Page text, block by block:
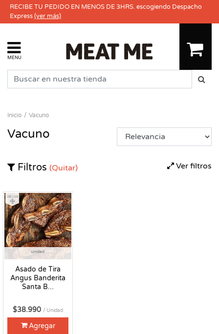
RECIBE TU PEDIDO EN MENOS DE 3HRS. escogiendo Despacho
Express(ver más)
MENU
Inicio Vacuno
Vacuno
Ver filtros
Filtros (Quitar)
Unidad
Asado de Tira
Angus Banderita
Santa B...
Congelado
$38.990 / Unidad
Agregar